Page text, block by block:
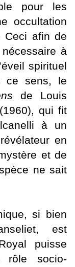
pour les
occultation
Ceci afin de
à
spirituel
ce sens, le
de Louis
qui fit
à un
en
et de
ne sait
si bien
est
puisse
rôle socio-